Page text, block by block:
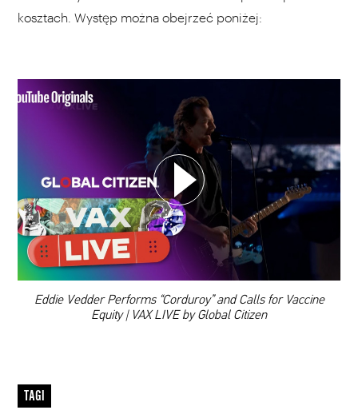
kosztach. Występ można obejrzeć poniżej:
00:00
Eddie Vedder Performs “Corduroy” and Calls for Vaccine
Equity | VAX LIVE by Global Citizen
DODAJ TEN FILM DO PLAYLISTY
TAGI